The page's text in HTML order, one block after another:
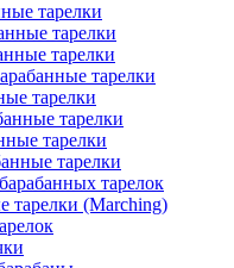
тарелки
тарелки
тарелки
тарелки
тарелки
тарелки
тарелки
тарелки
тарелок
тарелки (Marching)